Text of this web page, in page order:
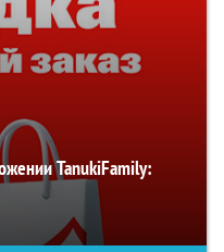
TanukiFamily: